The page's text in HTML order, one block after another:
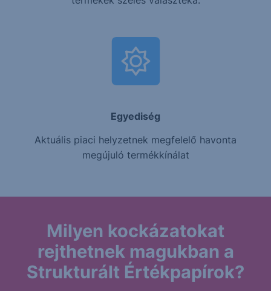
Egyediség
Aktuális piaci helyzetnek megfelelő havonta
megújuló termékkínálat
Milyen kockázatokat
rejthetnek magukban a
Strukturált Értékpapírok?